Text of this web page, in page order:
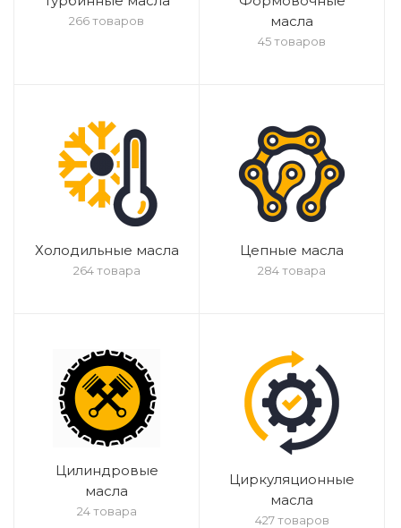
266 товаров
масла
45 товаров
Холодильные масла
264 товара
Цепные масла
284 товара
Цилиндровые
масла
24 товара
Циркуляционные
масла
427 товаров